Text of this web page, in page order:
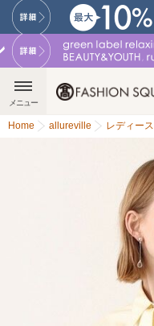
メニュー
Home allureville レディース